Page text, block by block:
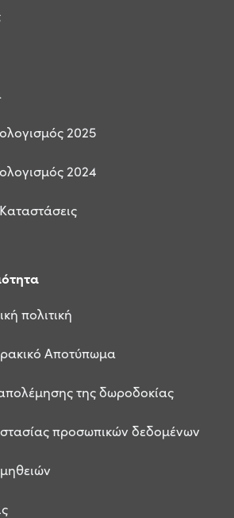
2025
2024
πολιτική
Αποτύπωμα
της δωροδοκίας
προσωπικών δεδομένων